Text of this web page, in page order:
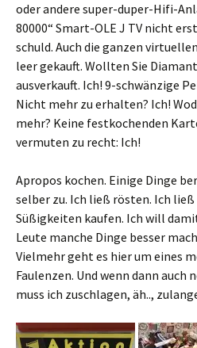
oder andere super-duper-Hifi-
80000“ Smart-OLE J TV nicht
schuld. Auch die ganzen
leer gekauft. Wollten Sie
ausverkauft. Ich! 9-schwänzige
Nicht mehr zu erhalten? Ich!
mehr? Keine festkochenden
vermuten zu recht: Ich!
Apropos kochen. Einige Dinge
selber zu. Ich ließ rösten. Ich
Süßigkeiten kaufen. Ich will
Leute manche Dinge besser
Vielmehr geht es hier um eines
Faulenzen. Und wenn dann
muss ich zuschlagen, äh..,